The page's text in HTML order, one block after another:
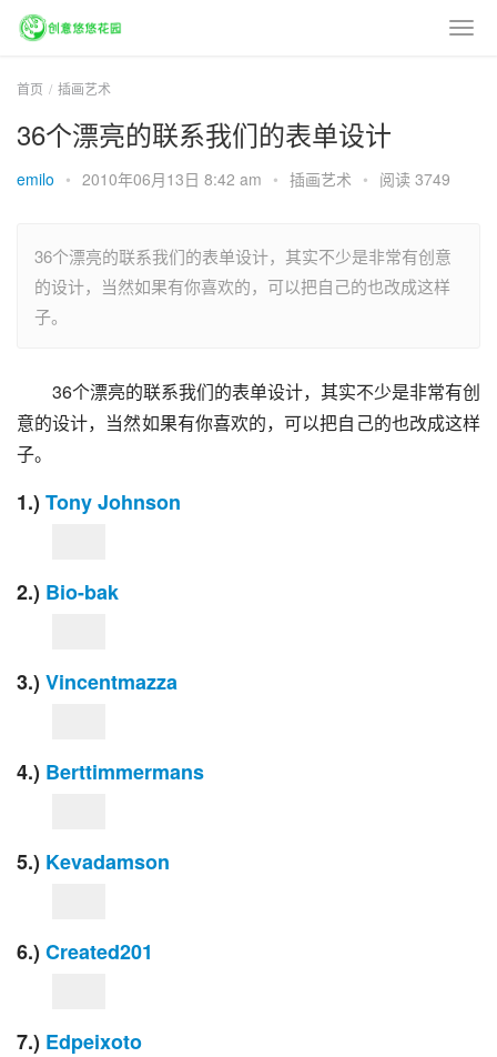
首页 插画艺术
36个漂亮的联系我们的表单设计
emilo • 2010年06月13日 8:42 am • 插画艺术 • 阅读 3749
36个漂亮的联系我们的表单设计，其实不少是非常有创意
的设计，当然如果有你喜欢的，可以把自己的也改成这样
子。
36个漂亮的联系我们的表单设计，其实不少是非常有创
意的设计，当然如果有你喜欢的，可以把自己的也改成这样
子。
1.) Tony Johnson
2.) Bio-bak
3.) Vincentmazza
4.) Berttimmermans
5.) Kevadamson
6.) Created201
7.) Edpeixoto